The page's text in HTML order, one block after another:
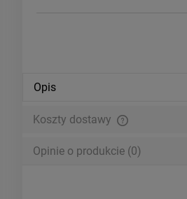
Opis
Koszty dostawy
Opinie o produkcie (0)